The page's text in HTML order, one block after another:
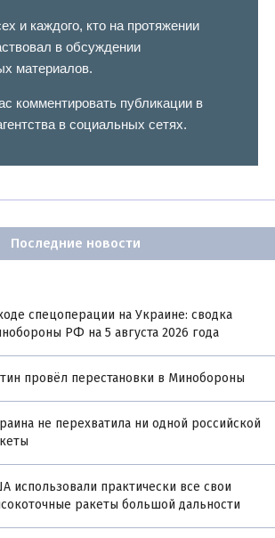
и каждого, кто на протяжении
в обсуждении
материалов.
комментировать публикации в
в социальных сетях.
Последние новости
спецоперации на Украине: сводка
РФ на 5 августа 2026 года
провёл перестановки в Минобороны
не перехватила ни одной российской
использовали практически все свои
ракеты большой дальности